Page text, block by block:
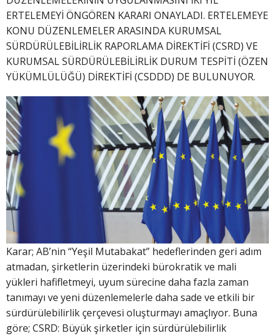
ERTELEMEYİ ÖNGÖREN KARARI ONAYLADI. ERTELEMEYE
KONU DÜZENLEMELER ARASINDA KURUMSAL
SÜRDÜRÜLEBİLİRLİK RAPORLAMA DİREKTİFİ (CSRD) VE
KURUMSAL SÜRDÜRÜLEBİLİRLİK DURUM TESPİTİ (ÖZEN
YÜKÜMLÜLÜĞÜ) DİREKTİFİ (CSDDD) DE BULUNUYOR.
Karar; AB’nin “Yeşil Mutabakat” hedeflerinden geri adım
atmadan, şirketlerin üzerindeki bürokratik ve mali
yükleri hafifletmeyi, uyum sürecine daha fazla zaman
tanımayı ve yeni düzenlemelerle daha sade ve etkili bir
sürdürülebilirlik çerçevesi oluşturmayı amaçlıyor. Buna
göre; CSRD: Büyük şirketler için sürdürülebilirlik